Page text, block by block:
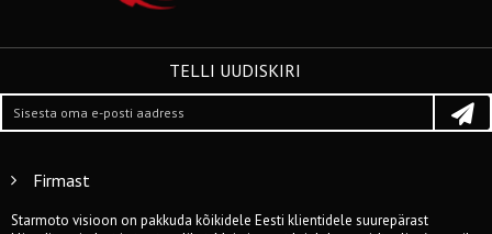
TELLI UUDISKIRI
Firmast
Starmoto visioon on pakkuda kõikidele Eesti klientidele suurepärast